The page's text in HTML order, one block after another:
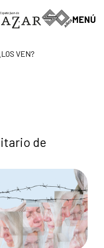
MENÚ
VEN?
de